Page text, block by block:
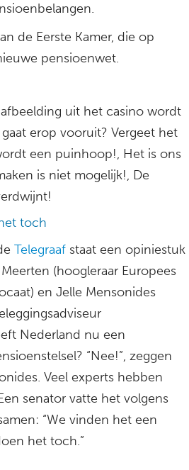
de Eerste Kamer, die op
pensioenwet.
uit het casino wordt
erop vooruit? Vergeet het
een puinhoop!, Het is ons
is niet mogelijk!, De
toch
Telegraaf staat een opiniestuk
(hoogleraar Europees
en Jelle Mensonides
Nederland nu een
“Nee!”, zeggen
Veel experts hebben
senator vatte het volgens
“We vinden het een
het toch.”